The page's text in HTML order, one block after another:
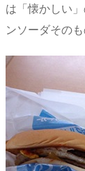
は「懐かしい
ンソーダその